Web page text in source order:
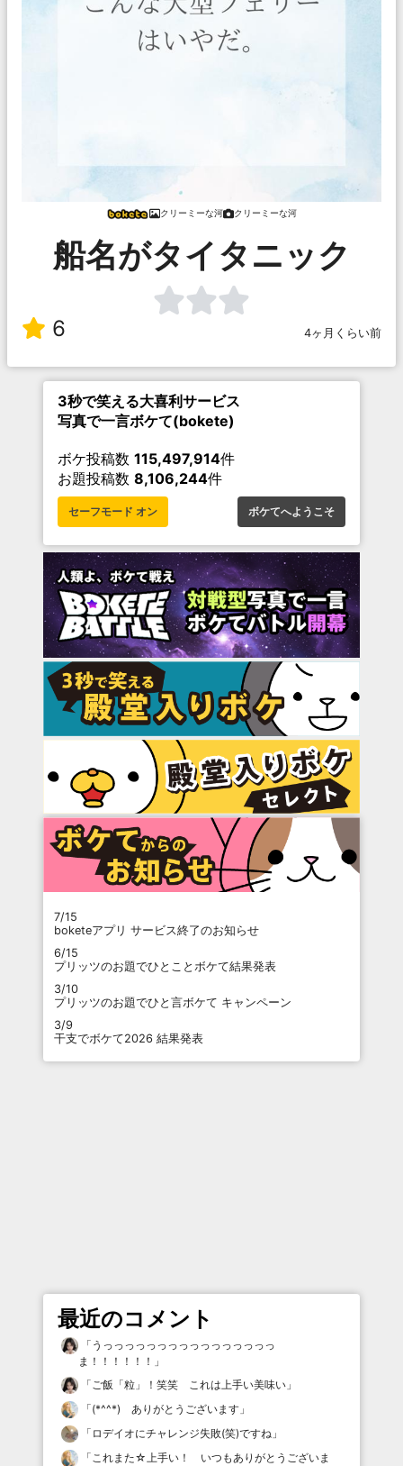
クリーミーな河 クリーミーな河
船名がタイタニック
6 4ヶ月くらい前
3秒で笑える大喜利サービス
写真で一言ボケて(bokete)
ボケ投稿数 115,497,914件
お題投稿数 8,106,244件
セーフモード オン ボケてへようこそ
7/15
boketeアプリ サービス終了のお知らせ
6/15
プリッツのお題でひとことボケて結果発表
3/10
プリッツのお題でひと言ボケて キャンペーン
3/9
干支でボケて2026 結果発表
最近のコメント
「 うっっっっっっっっっっっっっっっっ
ま！！！！！！ 」
「 ご飯「粒」！笑笑 これは上手い美味い 」
「(*^^*) ありがとうございます 」
「 ロデイオにチャレンジ失敗(笑)ですね 」
「これまた☆上手い！ いつもありがとうございま